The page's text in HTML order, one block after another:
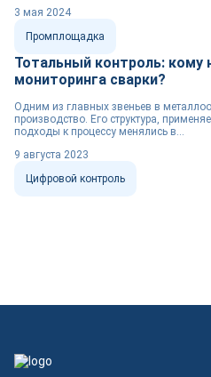
Промплощадка
3 мая 2024
Тотальный контроль:
мониторинга сварки?
Одним из главных звеньев в
производство. Его структура,
подходы к процессу менялись в...
Цифровой контроль
9 августа 2023